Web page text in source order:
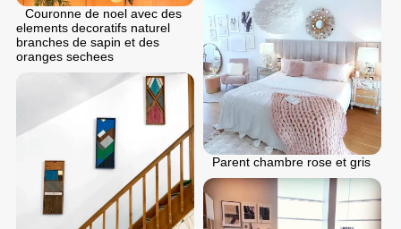
Couronne de noel avec des
elements decoratifs naturel
branches de sapin et des
oranges sechees
Parent chambre rose et gris